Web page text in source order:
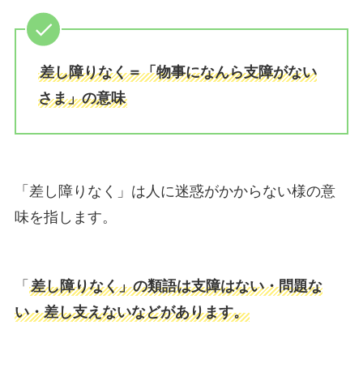
差し障りなく＝「物事になんら支障がない
さま」の意味
「差し障りなく」は人に迷惑がかからない様の意
味を指します。
「 差し障りなく」の類語は支障はない・問題な
い・差し支えないなどがあります。